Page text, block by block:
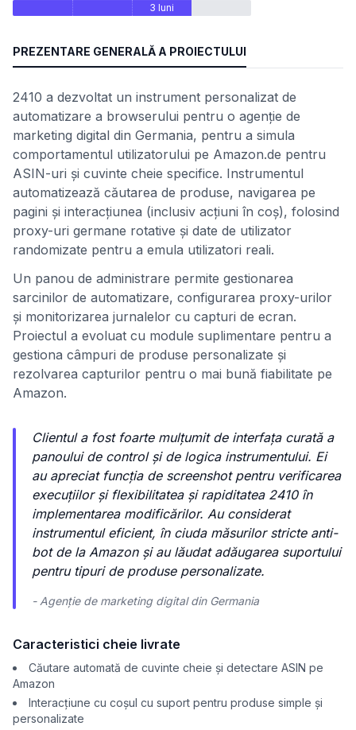
3 luni
PREZENTARE GENERALĂ A PROIECTULUI
2410 a dezvoltat un instrument personalizat de
automatizare a browserului pentru o agenție de
marketing digital din Germania, pentru a simula
comportamentul utilizatorului pe Amazon.de pentru
ASIN-uri și cuvinte cheie specifice. Instrumentul
automatizează căutarea de produse, navigarea pe
pagini și interacțiunea (inclusiv acțiuni în coș), folosind
proxy-uri germane rotative și date de utilizator
randomizate pentru a emula utilizatori reali.
Un panou de administrare permite gestionarea
sarcinilor de automatizare, configurarea proxy-urilor
și monitorizarea jurnalelor cu capturi de ecran.
Proiectul a evoluat cu module suplimentare pentru a
gestiona câmpuri de produse personalizate și
rezolvarea capturilor pentru o mai bună fiabilitate pe
Amazon.
Clientul a fost foarte mulțumit de interfața curată a
panoului de control și de logica instrumentului. Ei
au apreciat funcția de screenshot pentru verificarea
execuțiilor și flexibilitatea și rapiditatea 2410 în
implementarea modificărilor. Au considerat
instrumentul eficient, în ciuda măsurilor stricte anti-
bot de la Amazon și au lăudat adăugarea suportului
pentru tipuri de produse personalizate.
- Agenție de marketing digital din Germania
Caracteristici cheie livrate
Căutare automată de cuvinte cheie și detectare ASIN pe
Amazon
Interacțiune cu coșul cu suport pentru produse simple și
personalizate